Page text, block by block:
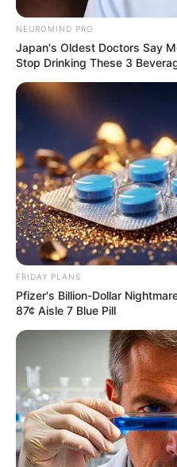
NEUROMIND PRO
Japan's Oldest Doctors Say
Stop Drinking These 3
FRIDAY PLANS
Pfizer's Billion-Dollar
87¢ Aisle 7 Blue Pill